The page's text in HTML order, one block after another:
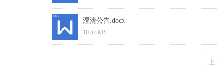
澄清公告.docx
10.57 KB